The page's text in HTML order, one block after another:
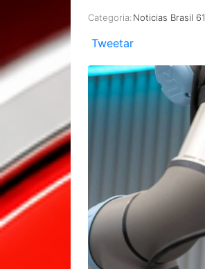
Categoria: Noticias Brasil 61
Tweetar